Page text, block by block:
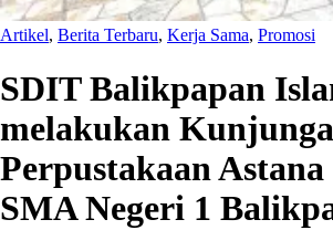
Artikel, Berita Terbaru, Kerja Sama, Promosi
SDIT Balikpapan
melakukan
Perpustakaan
SMA Negeri 1